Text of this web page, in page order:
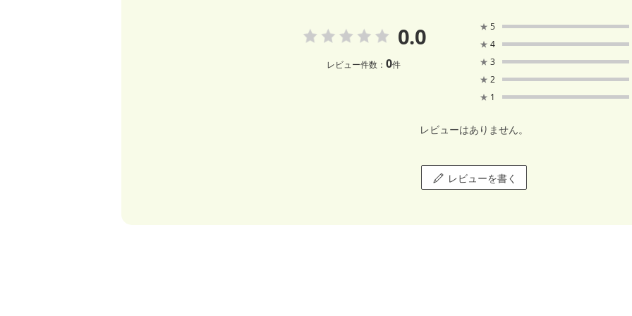
0.0
レビュー件数： 0件
★ 5
★ 4
★ 3
★ 2
★ 1
レビューはありません。
レビューを書く